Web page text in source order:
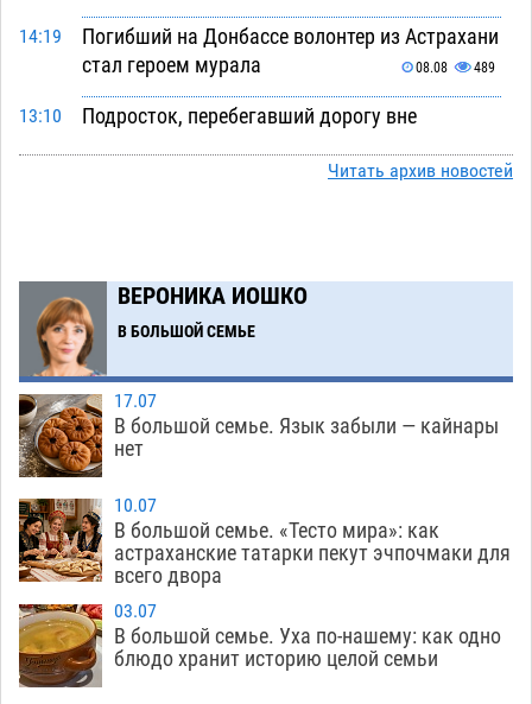
14:19
Погибший на Донбассе волонтер из Астрахани
стал героем мурала
08.08 489
13:10
Подросток, перебегавший дорогу вне
08.08 612
08.08 410
10:51
Фаворитская ноша: астраханские
гандболисты крупно проиграли пермякам
09:00
Лидеры чеченской диаспоры в Астрахани
осудили выходку молодого лихача с улицы
Никольской
18:00
Завтра астраханцы проведут день в режиме
экстремальной температурной нагрузки
17:09
Астраханский котлован с мусором угрожает
плодородию Харабалинского района
Читать архив новостей
ВЕРОНИКА ИОШКО
В БОЛЬШОЙ СЕМЬЕ
17.07
В большой семье. Язык забыли — кайнары
нет
10.07
В большой семье. «Тесто мира»: как
астраханские татарки пекут эчпочмаки для
всего двора
03.07
В большой семье. Уха по-нашему: как одно
блюдо хранит историю целой семьи